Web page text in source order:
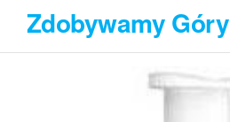
Przejdź
treści
Zdobywamy Góry